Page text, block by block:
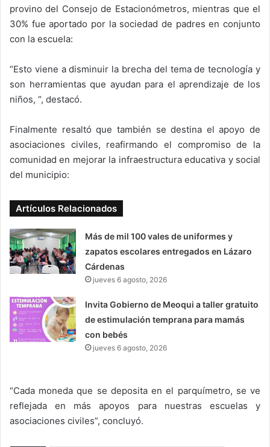
provino del Consejo de Estacionómetros, mientras que el
30% fue aportado por la sociedad de padres en conjunto
con la escuela:
“Esto viene a disminuir la brecha del tema de tecnología y
son herramientas que ayudan para el aprendizaje de los
niños, “, destacó.
Finalmente resaltó que también se destina el apoyo de
asociaciones civiles, reafirmando el compromiso de la
comunidad en mejorar la infraestructura educativa y social
del municipio:
Artículos Relacionados
Más de mil 100 vales de uniformes y
zapatos escolares entregados en Lázaro
Cárdenas
jueves 6 agosto, 2026
Invita Gobierno de Meoqui a taller gratuito
de estimulación temprana para mamás
con bebés
jueves 6 agosto, 2026
“Cada moneda que se deposita en el parquímetro, se ve
reflejada en más apoyos para nuestras escuelas y
asociaciones civiles”, concluyó.